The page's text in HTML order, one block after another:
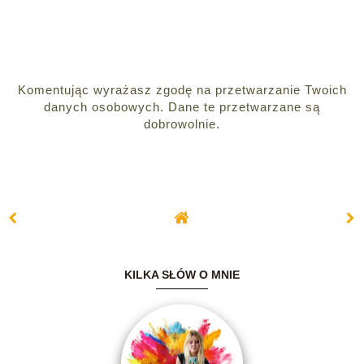
Komentując wyrażasz zgodę na przetwarzanie Twoich
danych osobowych. Dane te przetwarzane są
dobrowolnie.
KILKA SŁÓW O MNIE